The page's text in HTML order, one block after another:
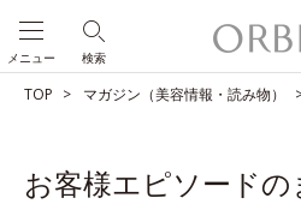
検索
メニュー
TOP マガジン（美容情報・読み物）
お客様エピソードの